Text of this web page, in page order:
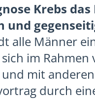
Krebs
und
alle Männer
im
mit
durch